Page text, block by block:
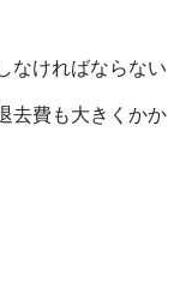
なければならない
去費も大きくかか